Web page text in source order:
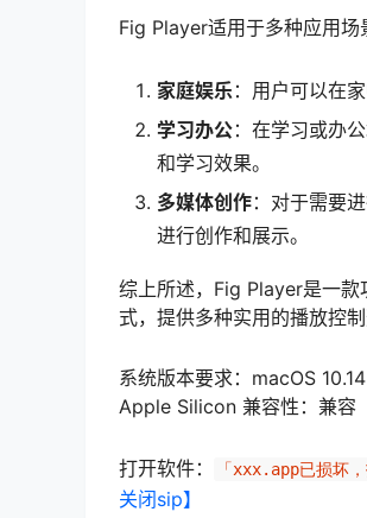
Fig Player适用于多种应用场
家庭娱乐 ：用户可以在
学习办公：在学习或办
和学习效果。
多媒体创作：对于需要
进行创作和展示。
综上所述，Fig Player是一
式，提供多种实用的播放控
系统版本要求：macOS 10.14
Apple Silicon 兼容性：兼容
打开软件： 「xxx.app已损坏
关闭sip】